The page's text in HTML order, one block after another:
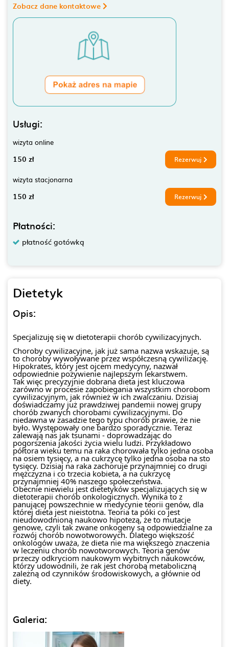
Zobacz dane kontaktowe
Usługi:
wizyta online
150 zł Rezerwuj
wizyta stacjonarna
150 zł Rezerwuj
Płatności:
płatność gotówką
Dietetyk
Opis:
Specjalizuję się w dietoterapii chorób cywilizacyjnych.
Choroby cywilizacyjne, jak już sama nazwa wskazuje, są
to choroby wywoływane przez współczesną cywilizację.
Hipokrates, który jest ojcem medycyny, nazwał
odpowiednie pożywienie najlepszym lekarstwem.
Tak więc precyzyjnie dobrana dieta jest kluczowa
zarówno w procesie zapobiegania wszystkim chorobom
cywilizacyjnym, jak również w ich zwalczaniu. Dzisiaj
doświadczamy już prawdziwej pandemii nowej grupy
chorób zwanych chorobami cywilizacyjnymi. Do
niedawna w zasadzie tego typu chorób prawie, że nie
było. Występowały one bardzo sporadycznie. Teraz
zalewają nas jak tsunami - doprowadzając do
pogorszenia jakości życia wielu ludzi. Przykładowo
półtora wieku temu na raka chorowała tylko jedna osoba
na osiem tysięcy, a na cukrzycę tylko jedna osoba na sto
tysięcy. Dzisiaj na raka zachoruje przynajmniej co drugi
mężczyzna i co trzecia kobieta, a na cukrzycę
przynajmniej 40% naszego społeczeństwa.
Obecnie niewielu jest dietetyków specjalizujących się w
dietoterapii chorób onkologicznych. Wynika to z
panującej powszechnie w medycynie teorii genów, dla
której dieta jest nieistotna. Teoria ta póki co jest
nieudowodnioną naukowo hipotezą, że to mutacje
genowe, czyli tak zwane onkogeny są odpowiedzialne za
rozwój chorób nowotworowych. Dlatego większość
onkologów uważa, że dieta nie ma większego znaczenia
w leczeniu chorób nowotworowych. Teoria genów
przeczy odkryciom naukowym wybitnych naukowców,
którzy udowodnili, że rak jest chorobą metaboliczną
zależną od czynników środowiskowych, a głównie od
diety.
Galeria: